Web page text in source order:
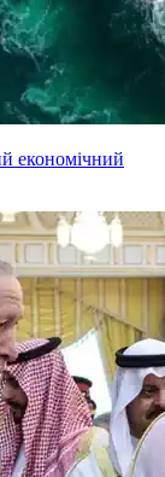
економічний